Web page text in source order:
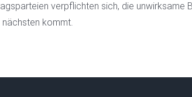
verpflichten sich, die unwirksame
kommt.